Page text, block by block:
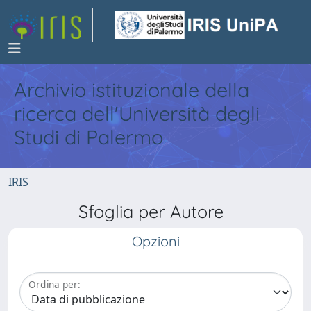
Archivio istituzionale della
ricerca dell'Università degli
Studi di Palermo
IRIS
Sfoglia per Autore
Opzioni
Ordina per: